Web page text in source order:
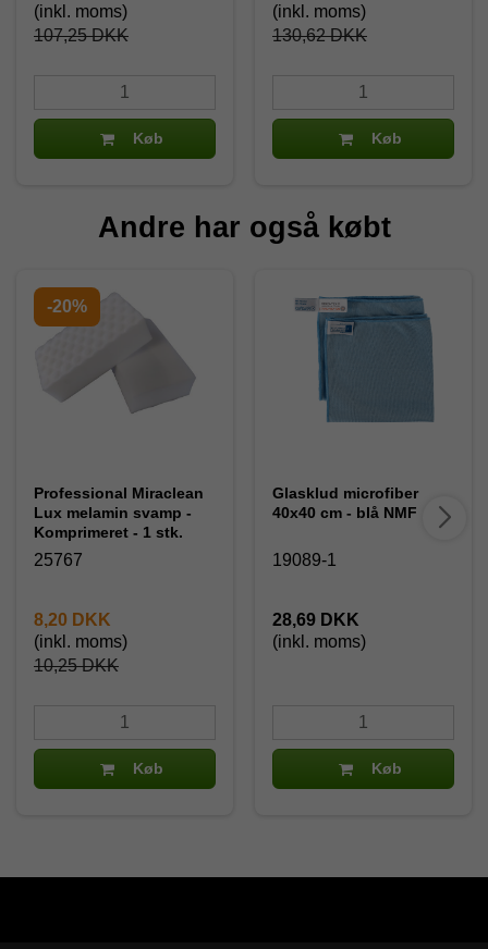
107,25 DKK
(inkl. moms)
Køb
130,62 DKK
(inkl. moms)
Køb
Andre har også købt
-20%
Professional Miraclean
Lux melamin svamp -
Komprimeret - 1 stk.
25767
10,25 DKK
8,20 DKK
(inkl. moms)
Køb
Glasklud microfiber
40x40 cm - blå NMF
19089-1
28,69 DKK
(inkl. moms)
Køb